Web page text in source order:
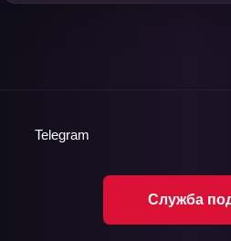
Служба
Telegram